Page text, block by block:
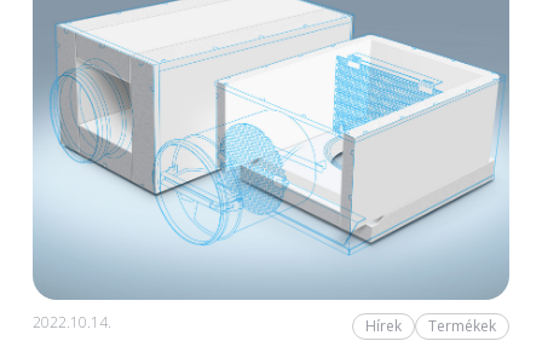
2022.10.14. Hírek Termékek